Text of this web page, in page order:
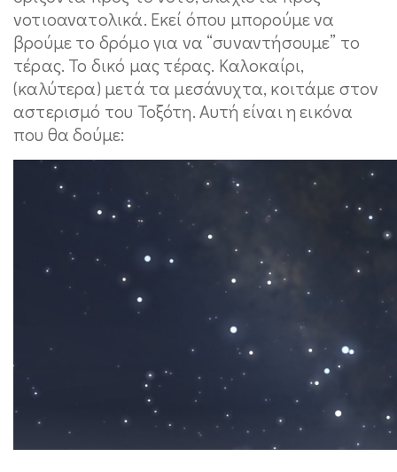
νοτιοανατολικά. Εκεί όπου μπορούμε να
βρούμε το δρόμο για να “συναντήσουμε” το
τέρας. Το δικό μας τέρας. Καλοκαίρι,
(καλύτερα) μετά τα μεσάνυχτα, κοιτάμε στον
αστερισμό του Τοξότη. Αυτή είναι η εικόνα
που θα δούμε: